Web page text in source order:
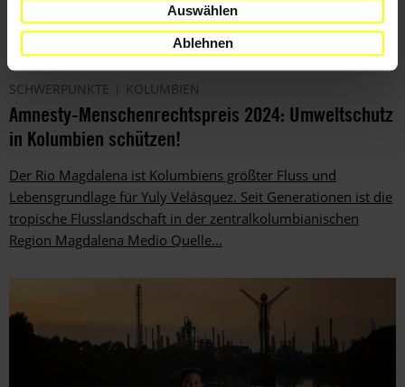
Auswählen
Ablehnen
SCHWERPUNKTE KOLUMBIEN
Amnesty-Menschenrechtspreis 2024: Umweltschutz
in Kolumbien schützen!
Der Rio Magdalena ist Kolumbiens größter Fluss und
Lebensgrundlage für Yuly Velásquez. Seit Generationen ist die
tropische Flusslandschaft in der zentralkolumbianischen
Region Magdalena Medio Quelle...